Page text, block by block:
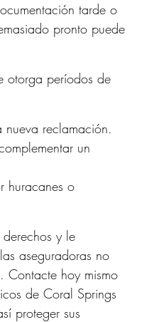
tarde o
pronto puede
otorga períodos de
nueva reclamación.
un
huracanes o
derechos y le
aseguradoras no
Contacte hoy mismo
de Coral Springs
proteger sus